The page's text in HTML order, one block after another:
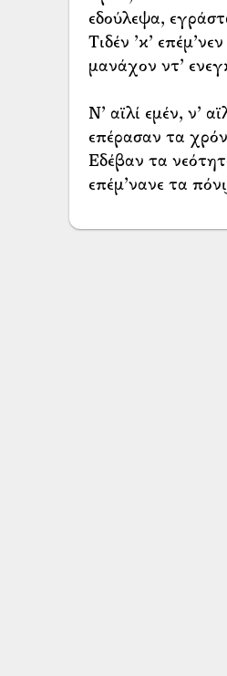
εδούλεψα,
Τιδέν ’κ’
μανάχον ντ’
Ν’ αϊλί εμέν, ν’
επέρασαν τα
Εδέβαν τα
επέμ’νανε τα